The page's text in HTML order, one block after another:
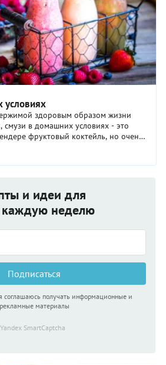
условиях
здоровым образом жизни
в домашних условиях - это
фруктовый коктейль, но очень
от обычного коктейля в том, что
а из пюре или даже из фруктов
в смузи содержится значительно
Подавайте смузи к столу с двумя
так принято, а во-вторых, удобнее.
и идеи для
каждую неделю
Подписаться
соглашаюсь получать информационные и
рекламные материалы
SmartCaptcha